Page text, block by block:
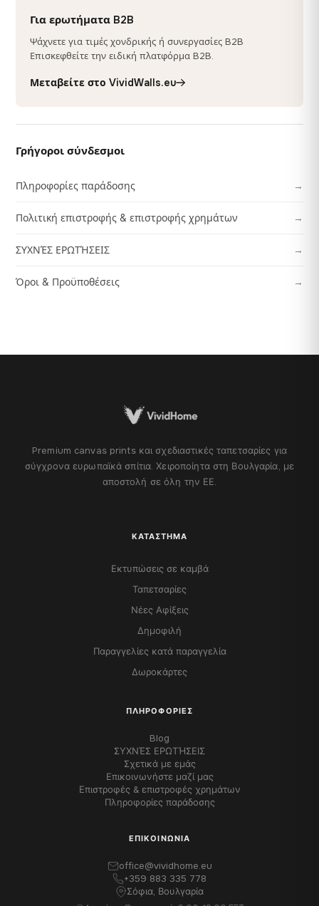
Για ερωτήματα B2B
Ψάχνετε για τιμές χονδρικής ή συνεργασίες B2B
Επισκεφθείτε την ειδική πλατφόρμα B2B.
Μεταβείτε στο VividWalls.eu
Γρήγοροι σύνδεσμοι
Πληροφορίες παράδοσης →
Πολιτική επιστροφής & επιστροφής χρημάτων →
ΣΥΧΝΈΣ ΕΡΩΤΉΣΕΙΣ →
Όροι & Προϋποθέσεις →
Premium canvas prints και σχεδιαστικές ταπετσαρίες για
σύγχρονα ευρωπαϊκά σπίτια. Χειροποίητα στη Βουλγαρία, με
αποστολή σε όλη την ΕΕ.
ΚΑΤΆΣΤΗΜΑ
Εκτυπώσεις σε καμβά
Ταπετσαρίες
Νέες Αφίξεις
Δημοφιλή
Παραγγελίες κατά παραγγελία
Δωροκάρτες
ΠΛΗΡΟΦΟΡΊΕΣ
Blog
ΣΥΧΝΈΣ ΕΡΩΤΉΣΕΙΣ
Σχετικά με εμάς
Επικοινωνήστε μαζί μας
Επιστροφές & επιστροφές χρημάτων
Πληροφορίες παράδοσης
ΕΠΙΚΟΙΝΩΝΊΑ
office@vividhome.eu
+359 883 335 778
Σόφια, Βουλγαρία